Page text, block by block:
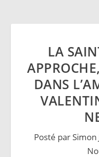
LA
DANS
Posté par Simon